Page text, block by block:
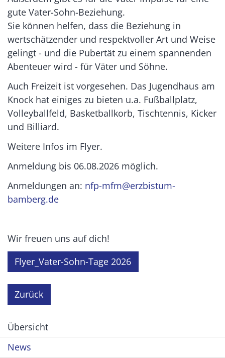
gute Vater-Sohn-Beziehung.
Sie können helfen, dass die Beziehung in
wertschätzender und respektvoller Art und Weise
gelingt - und die Pubertät zu einem spannenden
Abenteuer wird - für Väter und Söhne.
Auch Freizeit ist vorgesehen. Das Jugendhaus am
Knock hat einiges zu bieten u.a. Fußballplatz,
Volleyballfeld, Basketballkorb, Tischtennis, Kicker
und Billiard.
Weitere Infos im Flyer.
Anmeldung bis 06.08.2026 möglich.
Anmeldungen an: nfp-mfm@erzbistum-
bamberg.de
Wir freuen uns auf dich!
Flyer_Vater-Sohn-Tage 2026
Zurück
Übersicht
News